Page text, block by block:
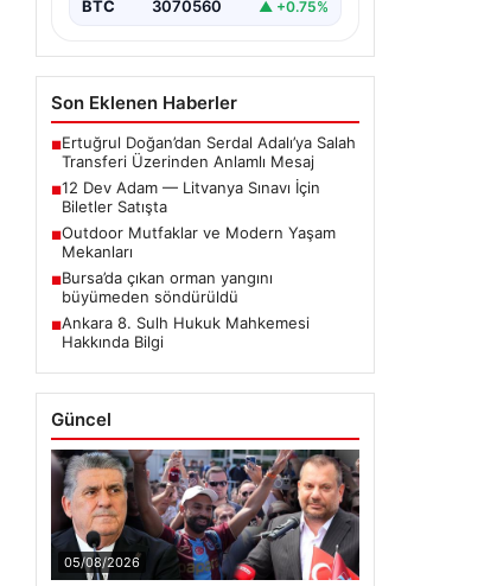
BTC 3070560 ▲ +0.75%
Son Eklenen Haberler
■Ertuğrul Doğan’dan Serdal Adalı’ya Salah
Transferi Üzerinden Anlamlı Mesaj
■12 Dev Adam — Litvanya Sınavı İçin
Biletler Satışta
■Outdoor Mutfaklar ve Modern Yaşam
Mekanları
■Bursa’da çıkan orman yangını
büyümeden söndürüldü
■Ankara 8. Sulh Hukuk Mahkemesi
Hakkında Bilgi
Güncel
05/08/2026